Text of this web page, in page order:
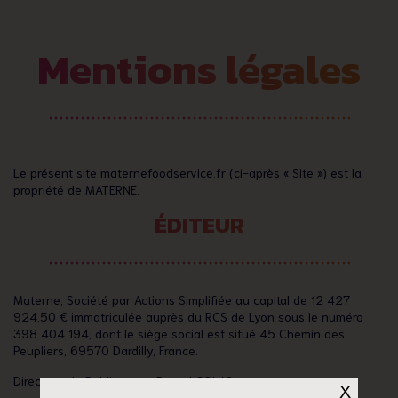
NOTRE HISTOIRE
MATERNE FOOD SERVICE
ACTUALITÉS
NOS MARQUES
NOS ENGAGEMENTS
TENDANCES DE CONSOMMATION
Mentions légales
Le présent site maternefoodservice.fr (ci-après « Site ») est la
propriété de MATERNE.
ÉDITEUR
Materne, Société par Actions Simplifiée au capital de 12 427
924,50 € immatriculée auprès du RCS de Lyon sous le numéro
398 404 194, dont le siège social est situé 45 Chemin des
Peupliers, 69570 Dardilly, France.
Directeur de Publication : Pascal COLAS
X